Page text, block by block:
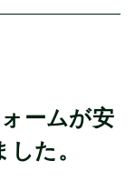
ームが安
た。